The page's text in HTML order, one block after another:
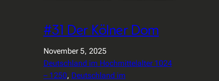
#31 Der Kölner Dom
November 5, 2025
Deutschland im Hochmittelalter 1024
– 1250, Deutschland im